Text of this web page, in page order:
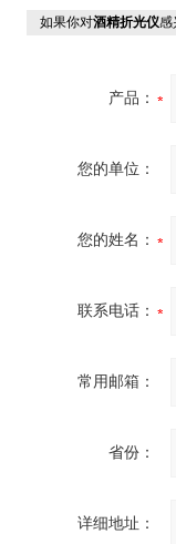
如果你对酒精折光仪感
产品：
您的单位：
您的姓名：
联系电话：
常用邮箱：
省份：
详细地址：